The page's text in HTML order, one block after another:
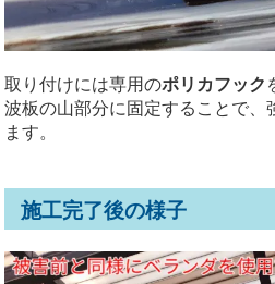
取り付けには専用のポリカフック
波板の山部分に固定することで、
ます。
施工完了後の様子